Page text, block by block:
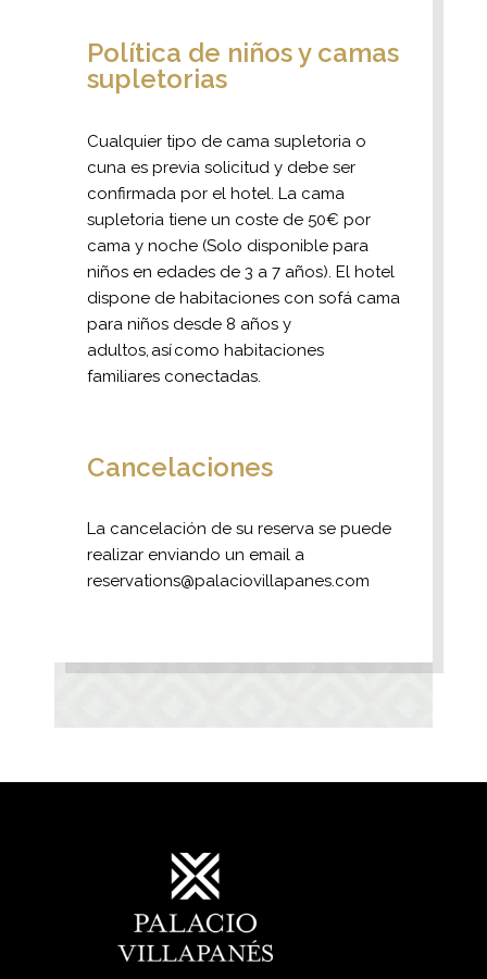
Política de niños y camas
supletorias
Cualquier tipo de cama supletoria o
cuna es previa solicitud y debe ser
confirmada por el hotel. La cama
supletoria tiene un coste de 50€ por
cama y noche (Solo disponible para
niños en edades de 3 a 7 años). El hotel
dispone de habitaciones con sofá cama
para niños desde 8 años y
adultos, así como habitaciones
familiares conectadas.
Cancelaciones
La cancelación de su reserva se puede
realizar enviando un email a
reservations@palaciovillapanes.com